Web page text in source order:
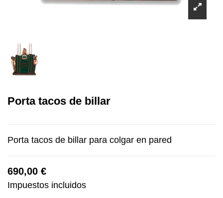
Porta tacos de billar
Porta tacos de billar para colgar en pared
690,00 €
Impuestos incluidos